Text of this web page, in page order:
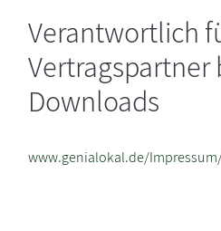
Verantwortlich
Vertragspartner
Downloads
www.genialokal.de/